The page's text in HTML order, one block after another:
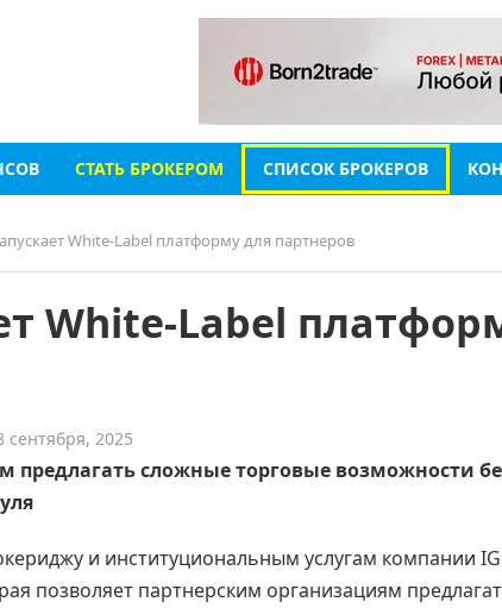
СТАТЬ БРОКЕРОМ СПИСОК БРОКЕРОВ
White-Label платформу для партнеров
White-Label
сентября, 2025
предлагать сложные торговые возможности
и институциональным услугам компании
позволяет партнерским организациям